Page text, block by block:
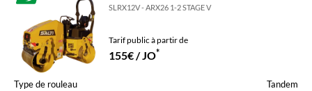
SLRX12V - ARX26 1-2 STAGE V
Tarif public à partir de
155€ / JO*
Type de rouleau
Tandem